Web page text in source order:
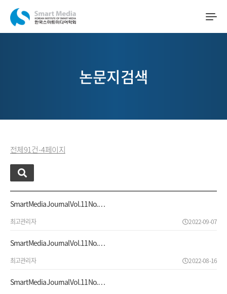
논문지검색
전체 91 건 - 4 페이지
Smart Media Journal Vol.11 No.…
최고관리자 2022-09-07
Smart Media Journal Vol.11 No.…
최고관리자 2022-08-16
Smart Media Journal Vol.11 No.…